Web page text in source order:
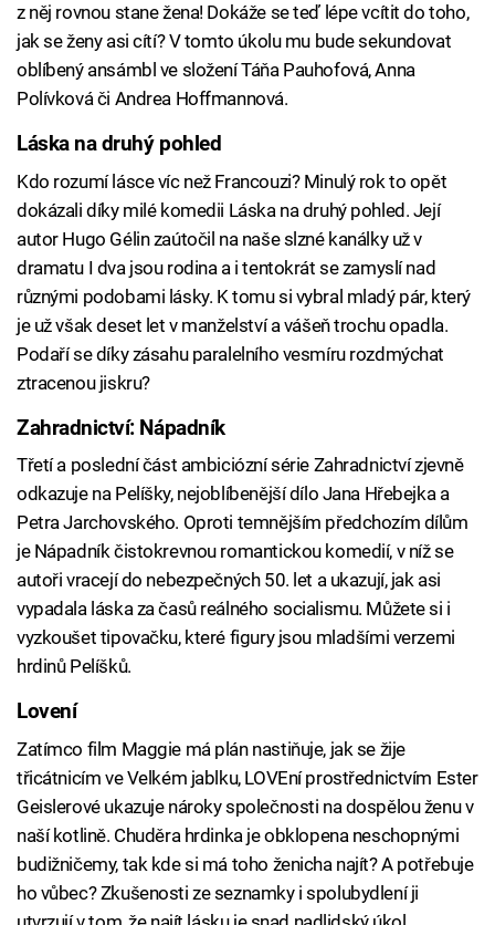
z něj rovnou stane žena! Dokáže se teď lépe vcítit do toho,
jak se ženy asi cítí? V tomto úkolu mu bude sekundovat
oblíbený ansámbl ve složení Táňa Pauhofová, Anna
Polívková či Andrea Hoffmannová.
Láska na druhý pohled
Kdo rozumí lásce víc než Francouzi? Minulý rok to opět
dokázali díky milé komedii Láska na druhý pohled. Její
autor Hugo Gélin zaútočil na naše slzné kanálky už v
dramatu I dva jsou rodina a i tentokrát se zamyslí nad
různými podobami lásky. K tomu si vybral mladý pár, který
je už však deset let v manželství a vášeň trochu opadla.
Podaří se díky zásahu paralelního vesmíru rozdmýchat
ztracenou jiskru?
Zahradnictví: Nápadník
Třetí a poslední část ambiciózní série Zahradnictví zjevně
odkazuje na Pelíšky, nejoblíbenější dílo Jana Hřebejka a
Petra Jarchovského. Oproti temnějším předchozím dílům
je Nápadník čistokrevnou romantickou komedií, v níž se
autoři vracejí do nebezpečných 50. let a ukazují, jak asi
vypadala láska za časů reálného socialismu. Můžete si i
vyzkoušet tipovačku, které figury jsou mladšími verzemi
hrdinů Pelíšků.
Lovení
Zatímco film Maggie má plán nastiňuje, jak se žije
třicátnicím ve Velkém jablku, LOVEní prostřednictvím Ester
Geislerové ukazuje nároky společnosti na dospělou ženu v
naší kotlině. Chuděra hrdinka je obklopena neschopnými
budižničemy, tak kde si má toho ženicha najít? A potřebuje
ho vůbec? Zkušenosti ze seznamky i spolubydlení ji